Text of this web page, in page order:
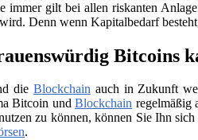
immer gilt bei allen riskanten
Denn wenn Kapitalbedarf
Bitcoins
die Blockchainauch in Zukunft
Bitcoin undBlockchain regelmäßig
zu können, können Sie Ihn
.